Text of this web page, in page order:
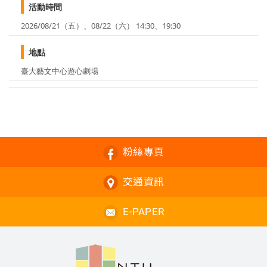
活動時間
2026/08/21（五）、08/22（六） 14:30、19:30
地點
臺大藝文中心遊心劇場
粉絲專頁
交通資訊
E-PAPER